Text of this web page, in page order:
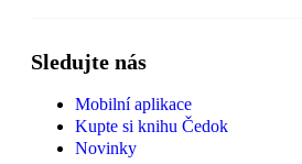
Sledujte nás
Mobilní aplikace
Kupte si knihu Čedok
Novinky